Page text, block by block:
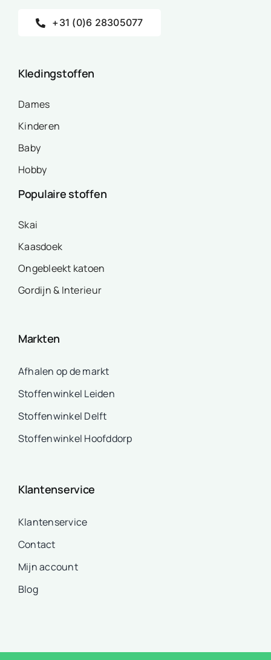
+31 (0)6 28305077
Kledingstoffen
Dames
Kinderen
Baby
Hobby
Populaire stoffen
Skai
Kaasdoek
Ongebleekt katoen
Gordijn & Interieur
Markten
Afhalen op de markt
Stoffenwinkel Leiden
Stoffenwinkel Delft
Stoffenwinkel Hoofddorp
Klantenservice
Klantenservice
Contact
Mijn account
Blog